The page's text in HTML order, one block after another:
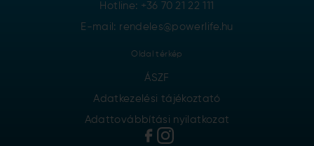
Hotline: +36 70 21 22 111
E-mail: rendeles@powerlife.hu
Oldal térkép
ÁSZF
Adatkezelési tájékoztató
Adattovábbítási nyilatkozat